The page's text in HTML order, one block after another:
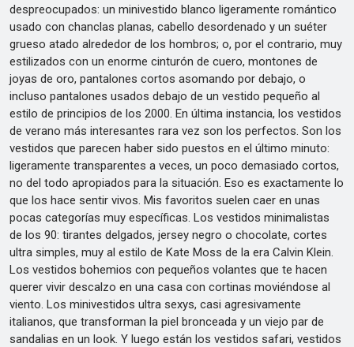
despreocupados: un minivestido blanco ligeramente romántico
usado con chanclas planas, cabello desordenado y un suéter
grueso atado alrededor de los hombros; o, por el contrario, muy
estilizados con un enorme cinturón de cuero, montones de
joyas de oro, pantalones cortos asomando por debajo, o
incluso pantalones usados debajo de un vestido pequeño al
estilo de principios de los 2000. En última instancia, los vestidos
de verano más interesantes rara vez son los perfectos. Son los
vestidos que parecen haber sido puestos en el último minuto:
ligeramente transparentes a veces, un poco demasiado cortos,
no del todo apropiados para la situación. Eso es exactamente lo
que los hace sentir vivos. Mis favoritos suelen caer en unas
pocas categorías muy específicas. Los vestidos minimalistas
de los 90: tirantes delgados, jersey negro o chocolate, cortes
ultra simples, muy al estilo de Kate Moss de la era Calvin Klein.
Los vestidos bohemios con pequeños volantes que te hacen
querer vivir descalzo en una casa con cortinas moviéndose al
viento. Los minivestidos ultra sexys, casi agresivamente
italianos, que transforman la piel bronceada y un viejo par de
sandalias en un look. Y luego están los vestidos safari, vestidos